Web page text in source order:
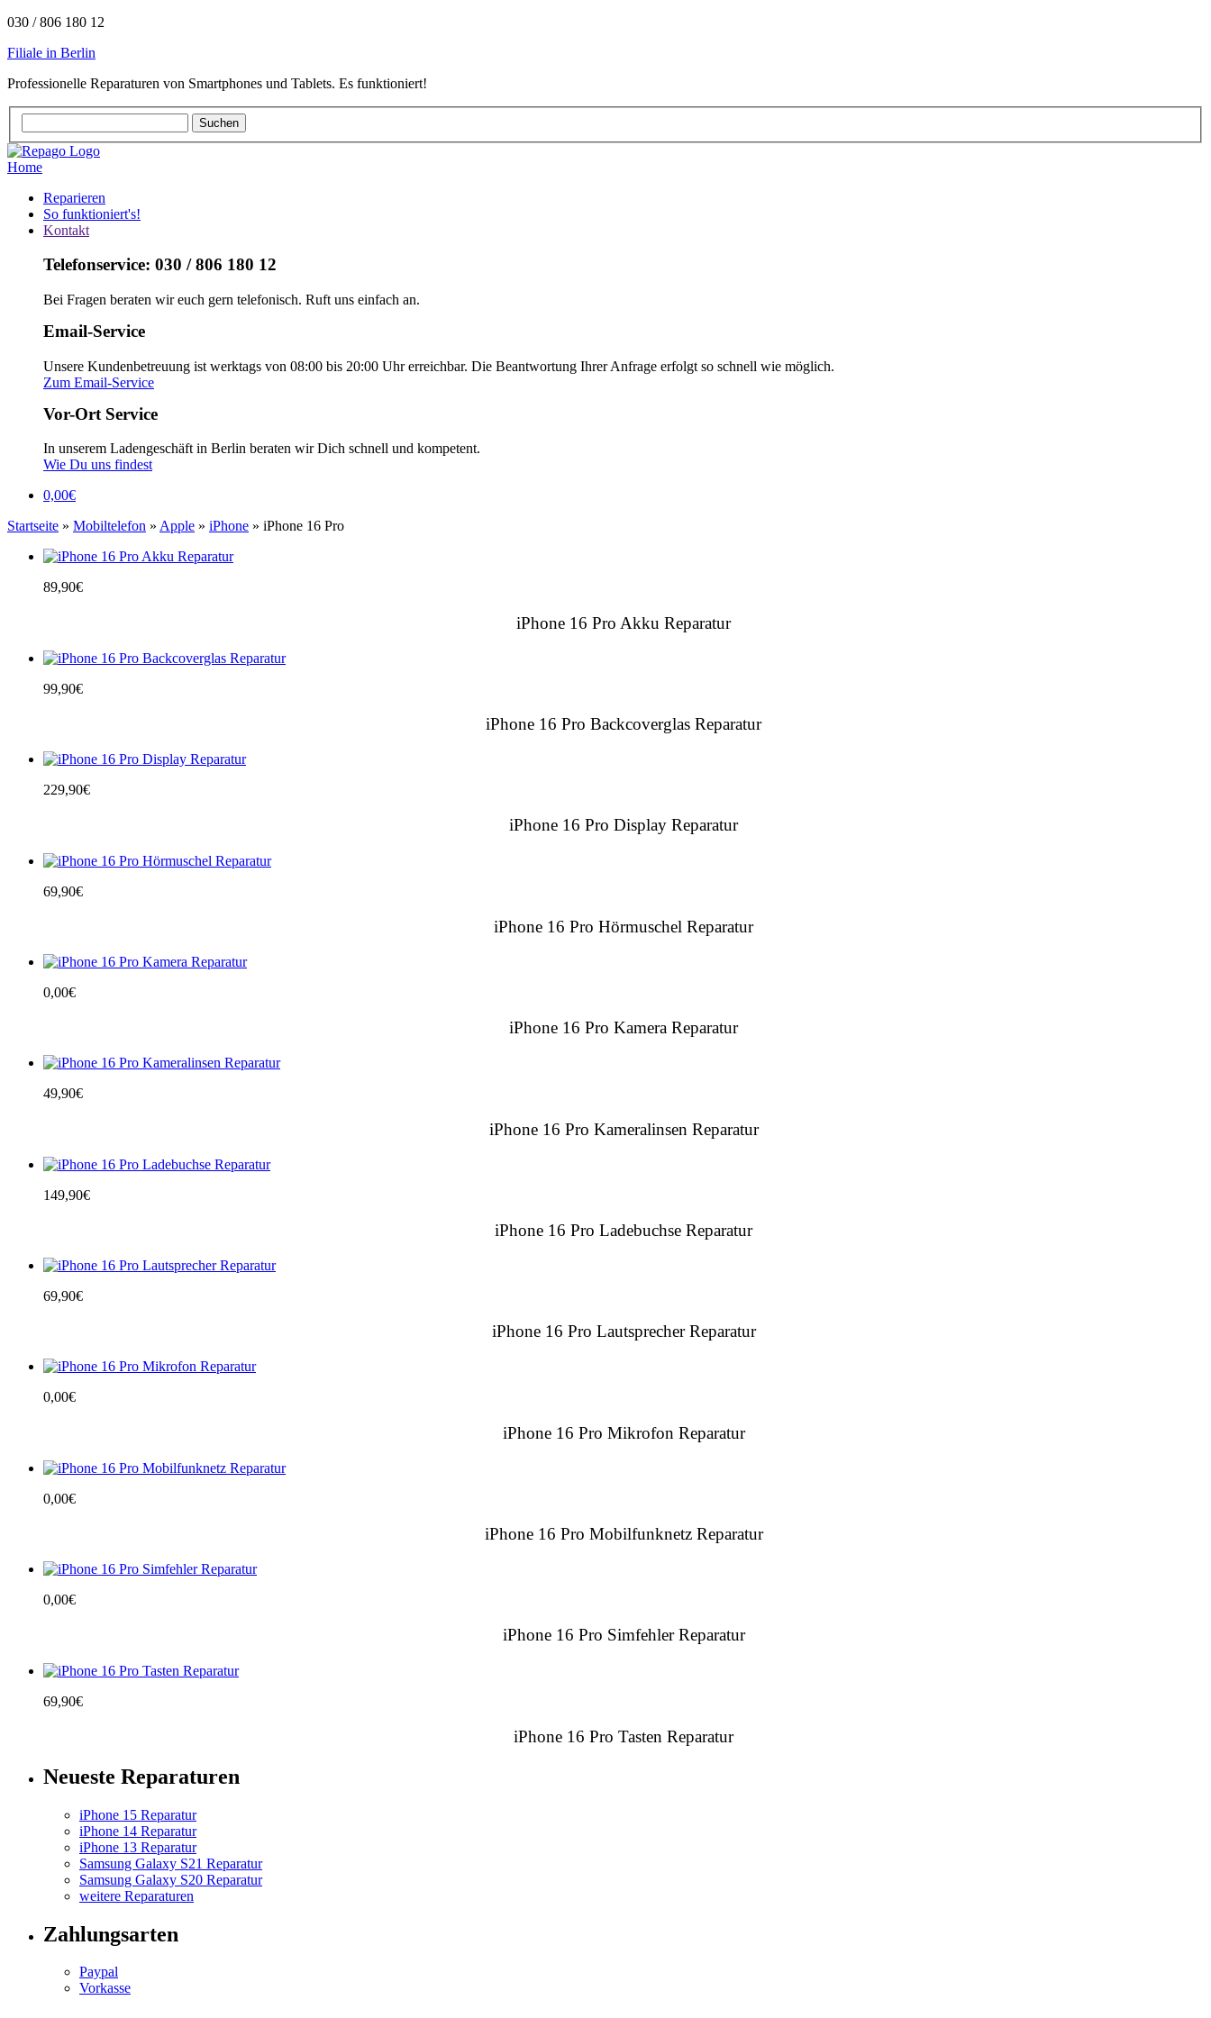
030 / 806 180 12
Filiale in Berlin
Professionelle Reparaturen von Smartphones und Tablets. Es funktioniert!
Home
Reparieren
So funktioniert's!
Kontakt
Telefonservice: 030 / 806 180 12
Bei Fragen beraten wir euch gern telefonisch. Ruft uns einfach an.
Email-Service
Unsere Kundenbetreuung ist werktags von 08:00 bis 20:00 Uhr erreichbar. Die Beantwortung Ihrer Anfrage erfolgt so schnell wie möglich.
Zum Email-Service
Vor-Ort Service
In unserem Ladengeschäft in Berlin beraten wir Dich schnell und kompetent.
Wie Du uns findest
0,00€
Startseite » Mobiltelefon » Apple » iPhone » iPhone 16 Pro
89,90€
iPhone 16 Pro Akku Reparatur
99,90€
iPhone 16 Pro Backcoverglas Reparatur
229,90€
iPhone 16 Pro Display Reparatur
69,90€
iPhone 16 Pro Hörmuschel Reparatur
0,00€
iPhone 16 Pro Kamera Reparatur
49,90€
iPhone 16 Pro Kameralinsen Reparatur
149,90€
iPhone 16 Pro Ladebuchse Reparatur
69,90€
iPhone 16 Pro Lautsprecher Reparatur
0,00€
iPhone 16 Pro Mikrofon Reparatur
0,00€
iPhone 16 Pro Mobilfunknetz Reparatur
0,00€
iPhone 16 Pro Simfehler Reparatur
69,90€
iPhone 16 Pro Tasten Reparatur
Neueste Reparaturen
iPhone 15 Reparatur
iPhone 14 Reparatur
iPhone 13 Reparatur
Samsung Galaxy S21 Reparatur
Samsung Galaxy S20 Reparatur
weitere Reparaturen
Zahlungsarten
Paypal
Vorkasse